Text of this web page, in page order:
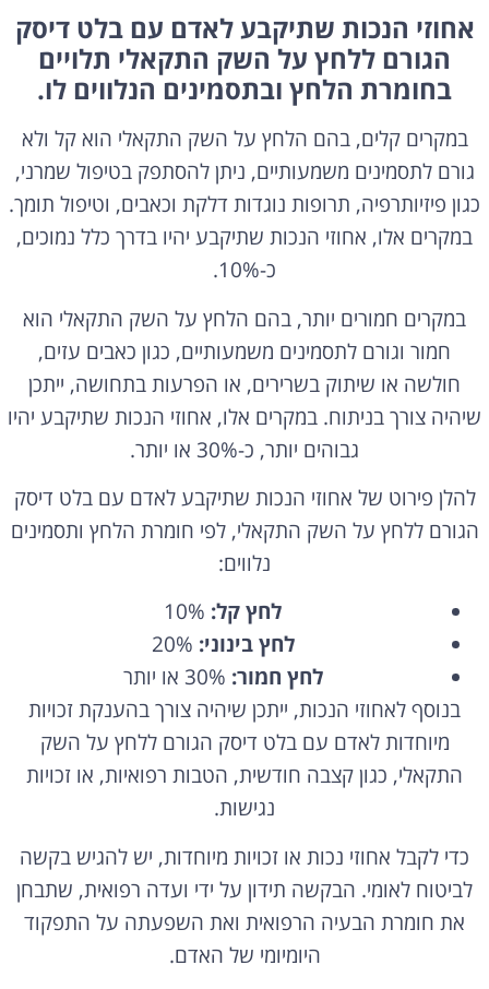
אחוזי הנכות שתיקבע לאדם עם בלט דיסק
הגורם ללחץ על השק התקאלי תלויים
בחומרת הלחץ ובתסמינים הנלווים לו.
במקרים קלים, בהם הלחץ על השק התקאלי הוא קל ולא
גורם לתסמינים משמעותיים, ניתן להסתפק בטיפול שמרני,
כגון פיזיותרפיה, תרופות נוגדות דלקת וכאבים, וטיפול תומך.
במקרים אלו, אחוזי הנכות שתיקבע יהיו בדרך כלל נמוכים,
כ-10%.
במקרים חמורים יותר, בהם הלחץ על השק התקאלי הוא
חמור וגורם לתסמינים משמעותיים, כגון כאבים עזים,
חולשה או שיתוק בשרירים, או הפרעות בתחושה, ייתכן
שיהיה צורך בניתוח. במקרים אלו, אחוזי הנכות שתיקבע יהיו
גבוהים יותר, כ-30% או יותר.
להלן פירוט של אחוזי הנכות שתיקבע לאדם עם בלט דיסק
הגורם ללחץ על השק התקאלי, לפי חומרת הלחץ ותסמינים
נלווים:
לחץ קל:
לחץ בינוני:
לחץ חמור:
בנוסף לאחוזי הנכות, ייתכן שיהיה צורך בהענקת זכויות
מיוחדות לאדם עם בלט דיסק הגורם ללחץ על השק
התקאלי, כגון קצבה חודשית, הטבות רפואיות, או זכויות
נגישות.
כדי לקבל אחוזי נכות או זכויות מיוחדות, יש להגיש בקשה
לביטוח לאומי. הבקשה תידון על ידי ועדה רפואית, שתבחן
את חומרת הבעיה הרפואית ואת השפעתה על התפקוד
היומיומי של האדם.